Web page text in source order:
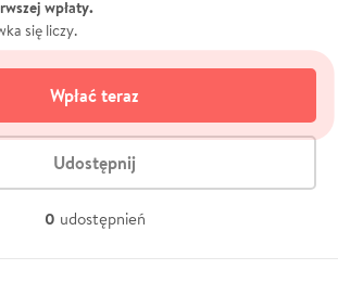
wpłaty.
się liczy.
Wpłać teraz
Udostępnij
0 udostępnień